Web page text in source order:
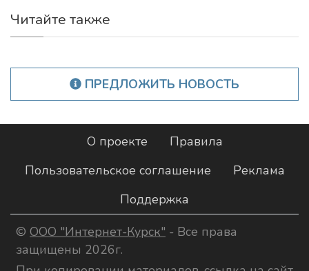
Читайте также
ПРЕДЛОЖИТЬ НОВОСТЬ
О проекте
Правила
Пользовательское соглашение
Реклама
Поддержка
© ООО "Интернет-Курск" - Все права
защищены 2026г.